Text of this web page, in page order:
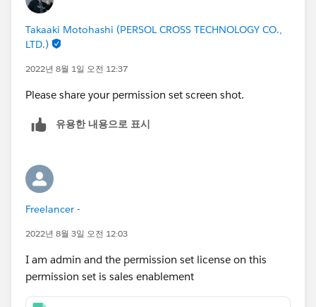
Takaaki Motohashi (PERSOL CROSS TECHNOLOGY CO.,
LTD.)
2022년 8월 1일 오전 12:37
Please share your permission set screen shot.
유용한 내용으로 표시
Freelancer -
2022년 8월 3일 오전 12:03
I am admin and the permission set license on this
permission set is sales enablement